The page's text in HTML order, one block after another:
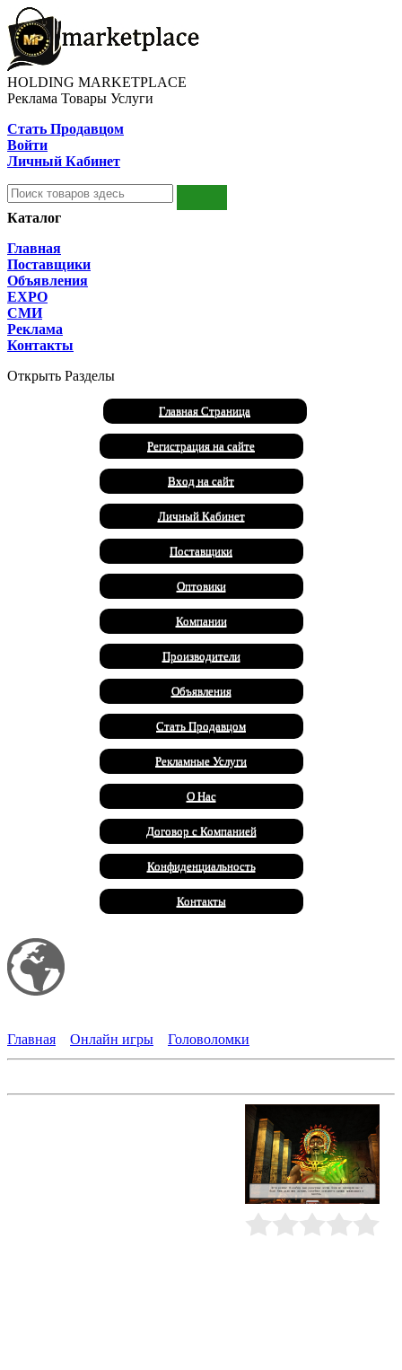
HOLDING MARKETPLACE
Реклама Товары Услуги
Стать Продавцом
Войти
Личный Кабинет
Каталог
Главная
Поставщики
Объявления
EXPO
СМИ
Реклама
Контакты
Открыть Разделы
Главная Страница
Регистрация на сайте
Вход на сайт
Личный Кабинет
Поставщики
Оптовики
Компании
Производители
Объявления
Стать Продавцом
Рекламные Услуги
О Нас
Договор с Компанией
Конфиденциальность
Контакты
Главная
Онлайн игры Головоломки